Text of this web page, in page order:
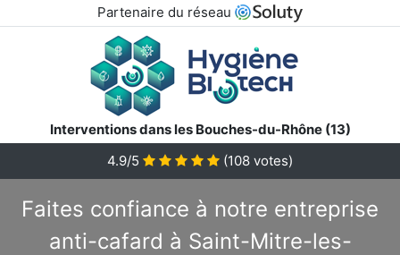
Partenaire du réseau
Interventions dans les Bouches-du-Rhône (13)
4.9/5
(108 votes)
Faites confiance à notre entreprise
anti-cafard à Saint-Mitre-les-